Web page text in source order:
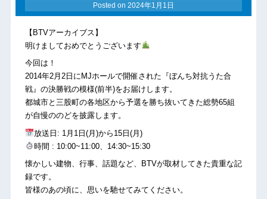
Posted on 2024年1月1日
【BTVアーカイブス】
明けましておめでとうございます
今回は！
2014年2月2日にMJホールで開催された『ぼんち対抗うた合
戦』の決勝戦の模様(前半)をお届けします。
都城市と三股町の各地区から予選を勝ち抜いてきた総勢65組
が自慢ののどを披露します。
放送日: 1月1日(月)から15日(月)
時間 : 10:00~11:00、14:30~15:30
懐かしい建物、行事、話題など、BTVが取材してきた貴重な記
録です。
皆様のあの頃に、思いを馳せてみてください。